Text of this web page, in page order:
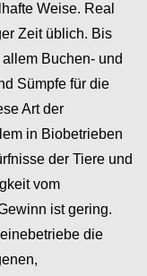
Weise. Real
Zeit üblich. Bis
Buchen- und
Sümpfe für die
Art der
in Biobetrieben
der Tiere und
vom
ist gering.
die